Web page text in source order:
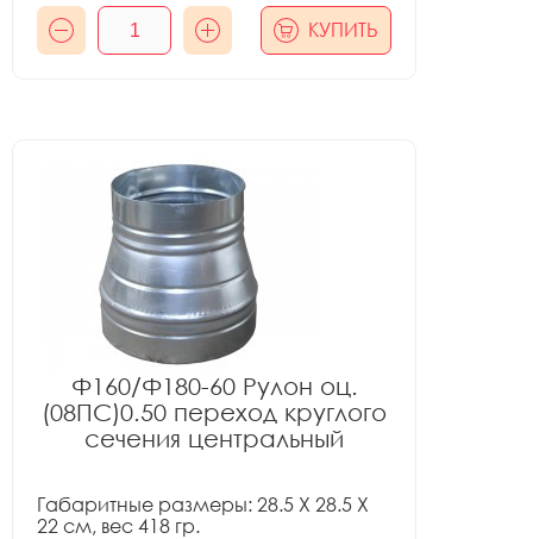
КУПИТЬ
Ф160/Ф180-60 Рулон оц.
(08ПС)0.50 переход круглого
сечения центральный
Габаритные размеры: 28.5 X 28.5 X
22 см, вес 418 гр.